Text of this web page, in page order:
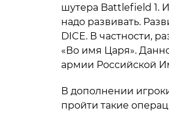
шутера Battlefield 1.
надо развивать.
DICE. В частности,
«Во имя Царя».
армии Российской
В дополнении
пройти такие